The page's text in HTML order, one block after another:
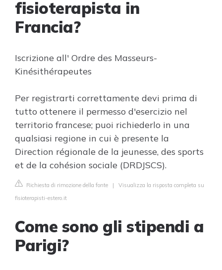
fisioterapista in
Francia?
Iscrizione all' Ordre des Masseurs-
Kinésithérapeutes
Per registrarti correttamente devi prima di
tutto ottenere il permesso d'esercizio nel
territorio francese; puoi richiederlo in una
qualsiasi regione in cui è presente la
Direction régionale de la jeunesse, des sports
et de la cohésion sociale (DRDJSCS).
Richiesta di rimozione della fonte | Visualizza la risposta completa su
fisioterapisti-estero.it
Come sono gli stipendi a
Parigi?